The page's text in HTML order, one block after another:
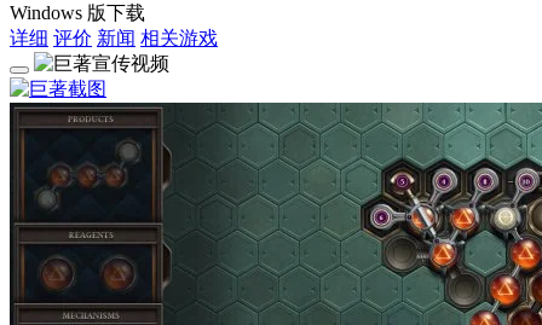
Windows 版下载
详细 评价 新闻 相关游戏